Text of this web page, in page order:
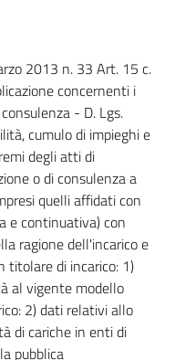
2013 n. 33 Art. 15 c.
concernenti i
- D. Lgs.
cumulo di impieghi e
degli atti di
o di consulenza a
quelli affidati con
e continuativa) con
ragione dell'incarico e
titolare di incarico: 1)
al vigente modello
2) dati relativi allo
di cariche in enti di
pubblica